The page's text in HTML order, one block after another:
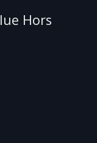
Hors